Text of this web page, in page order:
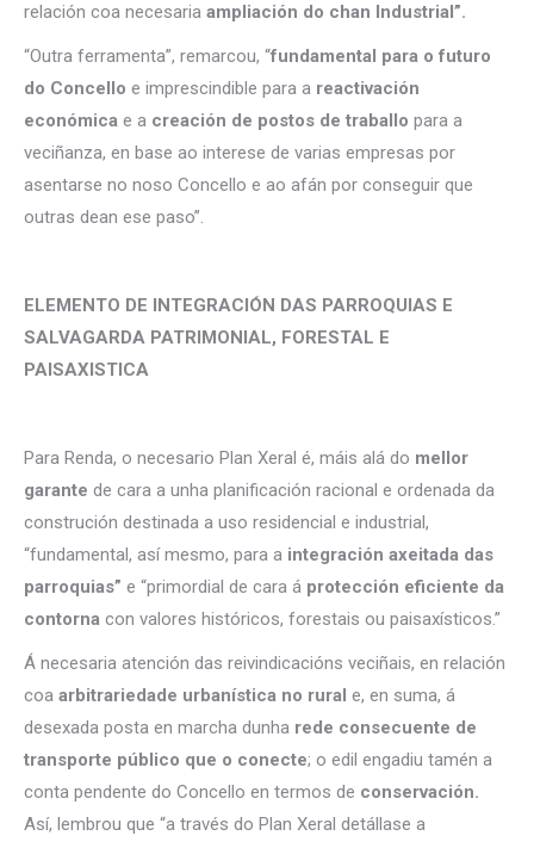
relación coa necesaria ampliación do chan Industrial”.
“Outra ferramenta”, remarcou, “fundamental para o futuro
do Concello e imprescindible para a reactivación
económica e a creación de postos de traballo para a
veciñanza, en base ao interese de varias empresas por
asentarse no noso Concello e ao afán por conseguir que
outras dean ese paso”.
ELEMENTO DE INTEGRACIÓN DAS PARROQUIAS E
SALVAGARDA PATRIMONIAL, FORESTAL E
PAISAXISTICA
Para Renda, o necesario Plan Xeral é, máis alá do mellor
garante de cara a unha planificación racional e ordenada da
construción destinada a uso residencial e industrial,
“fundamental, así mesmo, para a integración axeitada das
parroquias” e “primordial de cara á protección eficiente da
contorna con valores históricos, forestais ou paisaxísticos.”
Á necesaria atención das reivindicacións veciñais, en relación
coa arbitrariedade urbanística no rural e, en suma, á
desexada posta en marcha dunha rede consecuente de
transporte público que o conecte; o edil engadiu tamén a
conta pendente do Concello en termos de conservación.
Así, lembrou que “a través do Plan Xeral detállase a